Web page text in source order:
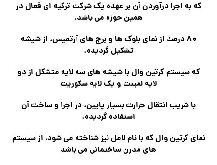
که به اجرا درآوردن آن بر عهده یک شرکت ترکیه ای فعال در
همین حوزه می باشد.
۸۰ درصد از نمای بلوک ها و برج های آرتمیس، از شیشه
تشکیل گردیده.
که سیستم کرتین وال با شیشه های سه لایه متشکل از دو
لایه لمینت و یک لایه سکوریت
با شریب انتقال حرارت بسیار پایین، در اجرا و ساخت آن
استفاده گردیده.
نمای کرتین وال که با نام لامل نیز شناخته می شود، از سیستم
های مدرن ساختمانی می باشد